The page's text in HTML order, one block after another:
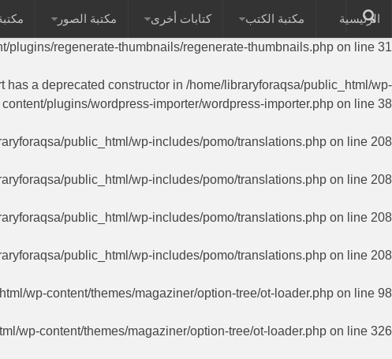
of PHP; RegenerateThumbnails has a deprecated constructor in
plugins/regenerate-thumbnails/regenerate-thumbnails.php on line 31
has a deprecated constructor in /home/libraryforaqsa/public_html/wp-
content/plugins/wordpress-importer/wordpress-importer.php on line 38
public_html/wp-includes/pomo/translations.php on line 208
public_html/wp-includes/pomo/translations.php on line 208
public_html/wp-includes/pomo/translations.php on line 208
public_html/wp-includes/pomo/translations.php on line 208
wp-content/themes/magaziner/option-tree/ot-loader.php on line 98
wp-content/themes/magaziner/option-tree/ot-loader.php on line 326
الرئيسية مكتبة الكتب كتابات أخرى مكتبة الصور